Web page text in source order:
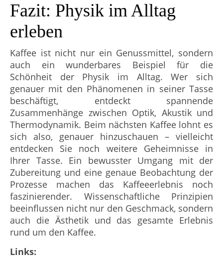
Fazit: Physik im Alltag
erleben
Kaffee ist nicht nur ein Genussmittel, sondern
auch ein wunderbares Beispiel für die
Schönheit der Physik im Alltag. Wer sich
genauer mit den Phänomenen in seiner Tasse
beschäftigt, entdeckt spannende
Zusammenhänge zwischen Optik, Akustik und
Thermodynamik. Beim nächsten Kaffee lohnt es
sich also, genauer hinzuschauen – vielleicht
entdecken Sie noch weitere Geheimnisse in
Ihrer Tasse. Ein bewusster Umgang mit der
Zubereitung und eine genaue Beobachtung der
Prozesse machen das Kaffeeerlebnis noch
faszinierender. Wissenschaftliche Prinzipien
beeinflussen nicht nur den Geschmack, sondern
auch die Ästhetik und das gesamte Erlebnis
rund um den Kaffee.
Links: